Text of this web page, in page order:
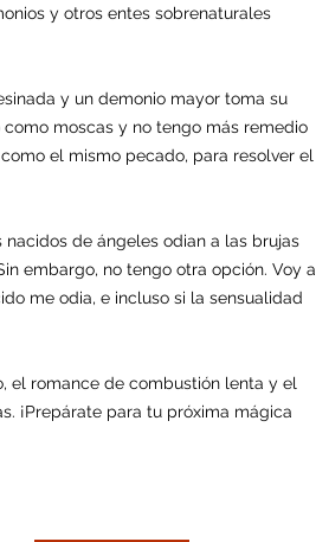
y otros entes sobrenaturales
y un demonio mayor toma su
moscas y no tengo más remedio
el mismo pecado, para resolver el
de ángeles odian a las brujas
embargo, no tengo otra opción. Voy a
me odia, e incluso si la sensualidad
el romance de combustión lenta y el
¡Prepárate para tu próxima mágica